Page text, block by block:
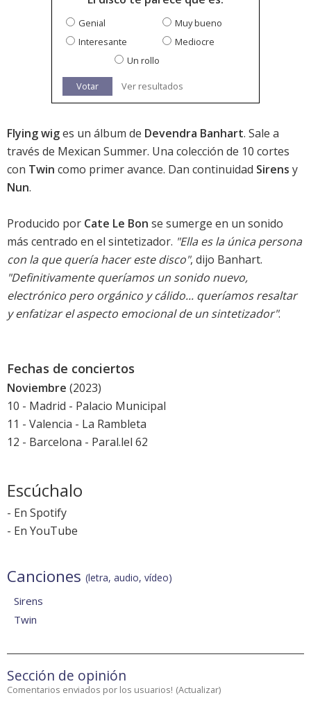
Genial
Muy bueno
Interesante
Mediocre
Un rollo
Votar Ver resultados
Flying wiges un álbum de Devendra Banhart. Sale a
través de Mexican Summer. Una colección de 10 cortes
con Twin como primer avance. Dan continuidad Sirens y
Nun.
Producido por Cate Le Bon se sumerge en un sonido
más centrado en el sintetizador. "Ella es la única persona
con la que quería hacer este disco", dijo Banhart.
"Definitivamente queríamos un sonido nuevo,
electrónico pero orgánico y cálido... queríamos resaltar
y enfatizar el aspecto emocional de un sintetizador".
Fechas de conciertos
Noviembre (2023)
10 - Madrid - Palacio Municipal
11 - Valencia - La Rambleta
12 - Barcelona - Paral.lel 62
Escúchalo
- En Spotify
- En YouTube
Canciones (letra, audio, vídeo)
Sirens
Twin
Sección de opinión
Comentarios enviados por los usuarios! (Actualizar)